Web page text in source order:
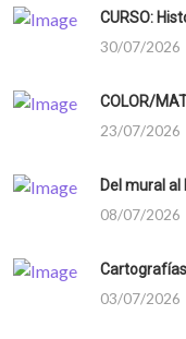
CURSO:
30/07/2026
COLOR/
23/07/2026
Del mural
08/07/2026
03/07/2026